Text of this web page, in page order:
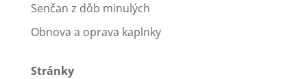
Senčan z dôb minulých
Obnova a oprava kaplnky
Stránky